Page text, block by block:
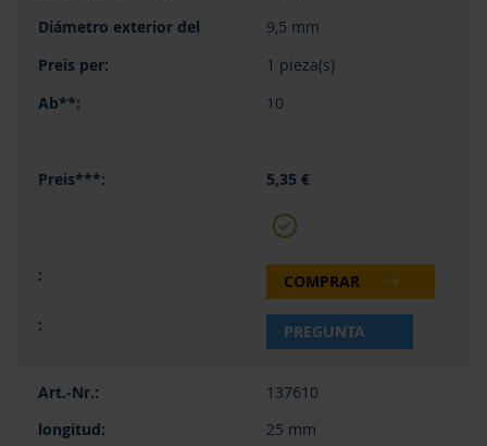
9,5 mm
1 pieza(s)
10
5,35 €
COMPRAR
PREGUNTA
137610
25 mm